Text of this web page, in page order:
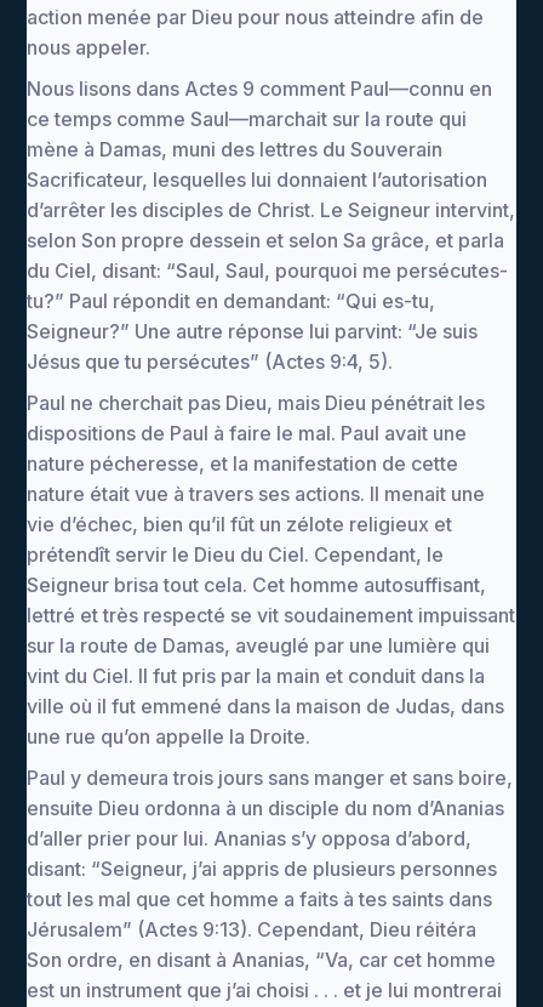
action menée par Dieu pour nous atteindre afin de
nous appeler.
Nous lisons dans Actes 9 comment Paul—connu en
ce temps comme Saul—marchait sur la route qui
mène à Damas, muni des lettres du Souverain
Sacrificateur, lesquelles lui donnaient l’autorisation
d’arrêter les disciples de Christ. Le Seigneur intervint,
selon Son propre dessein et selon Sa grâce, et parla
du Ciel, disant: “Saul, Saul, pourquoi me persécutes-
tu?” Paul répondit en demandant: “Qui es-tu,
Seigneur?” Une autre réponse lui parvint: “Je suis
Jésus que tu persécutes” (Actes 9:4, 5).
Paul ne cherchait pas Dieu, mais Dieu pénétrait les
dispositions de Paul à faire le mal. Paul avait une
nature pécheresse, et la manifestation de cette
nature était vue à travers ses actions. Il menait une
vie d’échec, bien qu’il fût un zélote religieux et
prétendît servir le Dieu du Ciel. Cependant, le
Seigneur brisa tout cela. Cet homme autosuffisant,
lettré et très respecté se vit soudainement impuissant
sur la route de Damas, aveuglé par une lumière qui
vint du Ciel. Il fut pris par la main et conduit dans la
ville où il fut emmené dans la maison de Judas, dans
une rue qu’on appelle la Droite.
Paul y demeura trois jours sans manger et sans boire,
ensuite Dieu ordonna à un disciple du nom d’Ananias
d’aller prier pour lui. Ananias s’y opposa d’abord,
disant: “Seigneur, j’ai appris de plusieurs personnes
tout les mal que cet homme a faits à tes saints dans
Jérusalem” (Actes 9:13). Cependant, Dieu réitéra
Son ordre, en disant à Ananias, “Va, car cet homme
est un instrument que j’ai choisi . . . et je lui montrerai